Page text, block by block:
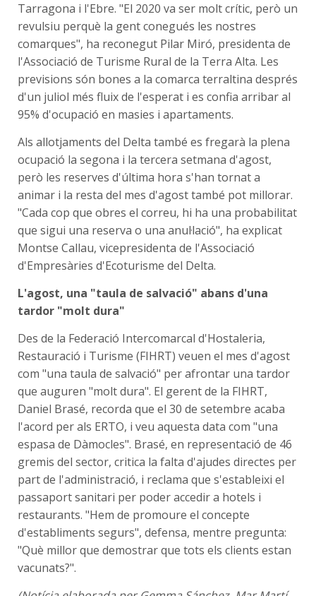
Tarragona i l'Ebre. "El 2020 va ser molt crític, però un
revulsiu perquè la gent conegués les nostres
comarques", ha reconegut Pilar Miró, presidenta de
l'Associació de Turisme Rural de la Terra Alta. Les
previsions són bones a la comarca terraltina després
d'un juliol més fluix de l'esperat i es confia arribar al
95% d'ocupació en masies i apartaments.
Als allotjaments del Delta també es fregarà la plena
ocupació la segona i la tercera setmana d'agost,
però les reserves d'última hora s'han tornat a
animar i la resta del mes d'agost també pot millorar.
"Cada cop que obres el correu, hi ha una probabilitat
que sigui una reserva o una anul·lació", ha explicat
Montse Callau, vicepresidenta de l'Associació
d'Empresàries d'Ecoturisme del Delta.
L'agost, una "taula de salvació" abans d'una
tardor "molt dura"
Des de la Federació Intercomarcal d'Hostaleria,
Restauració i Turisme (FIHRT) veuen el mes d'agost
com "una taula de salvació" per afrontar una tardor
que auguren "molt dura". El gerent de la FIHRT,
Daniel Brasé, recorda que el 30 de setembre acaba
l'acord per als ERTO, i veu aquesta data com "una
espasa de Dàmocles". Brasé, en representació de 46
gremis del sector, critica la falta d'ajudes directes per
part de l'administració, i reclama que s'estableixi el
passaport sanitari per poder accedir a hotels i
restaurants. "Hem de promoure el concepte
d'establiments segurs", defensa, mentre pregunta:
"Què millor que demostrar que tots els clients estan
vacunats?".